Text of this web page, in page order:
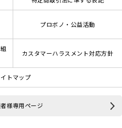
プロボノ・公益活動
カスタマーハラスメント対応方針
トマップ
様専用ページ